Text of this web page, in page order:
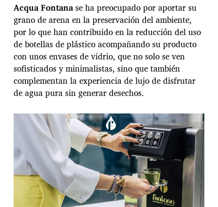
Acqua Fontanase ha preocupado por aportar su
grano de arena en la preservación del ambiente,
por lo que han contribuido en la reducción del uso
de botellas de plástico acompañando su producto
con unos envases de vidrio, que no solo se ven
sofisticados y minimalistas, sino que también
complementan la experiencia de lujo de disfrutar
de agua pura sin generar desechos.